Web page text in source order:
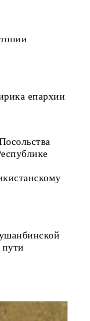
епархии
пути